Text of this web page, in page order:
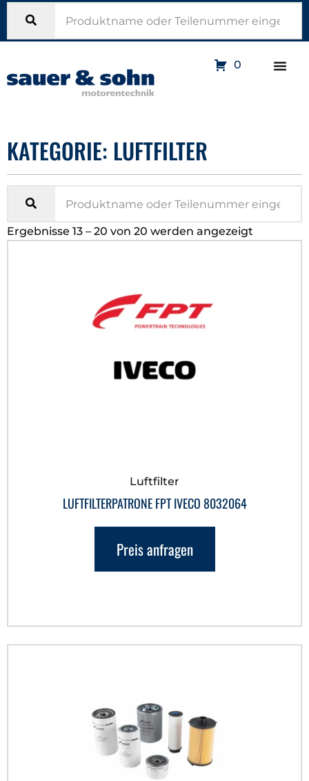
0
KATEGORIE: LUFTFILTER
Ergebnisse 13 – 20 von 20 werden angezeigt
Luftfilter
LUFTFILTERPATRONE FPT IVECO 8032064
Preis anfragen